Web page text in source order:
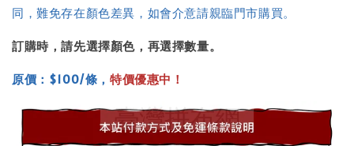
同，難免存在顏色差異，如會介意請親臨門市購買。
訂購時，請先選擇顏色，再選擇數量。
原價：$100/條， 特價優惠中！